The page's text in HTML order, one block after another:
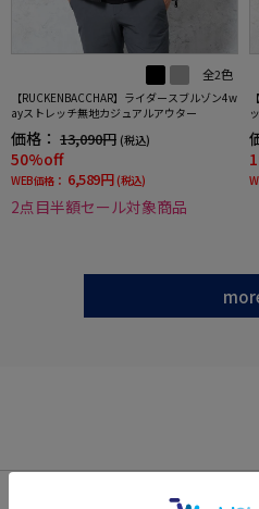
全2色
【RUCKENBACCHAR】ライダースブルゾン4w
ayストレッチ無地カジュアルアウター
価格： 13,090円 (税込)
50%off
WEB価格： 6,589円 (税込)
2点目半額セール対象商品